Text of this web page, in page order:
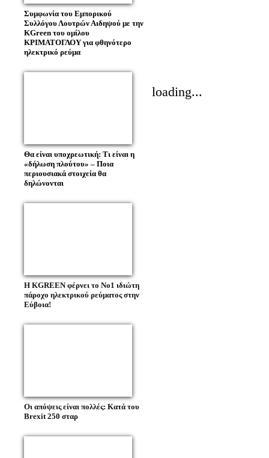
Συμφωνία του Εμπορικού
Συλλόγου Λουτρών Αιδηψού με την
KGreen του ομίλου
ΚΡΙΜΑΤΟΓΛΟΥ για φθηνότερο
ηλεκτρικό ρεύμα
Θα είναι υποχρεωτική: Τι είναι η
«δήλωση πλούτου» – Ποια
περιουσιακά στοιχεία θα
δηλώνονται
Η KGREEN φέρνει το Νο1 ιδιώτη
πάροχο ηλεκτρικού ρεύματος στην
Εύβοια!
Οι απόψεις είναι πολλές: Κατά του
Brexit 250 σταρ
loading...